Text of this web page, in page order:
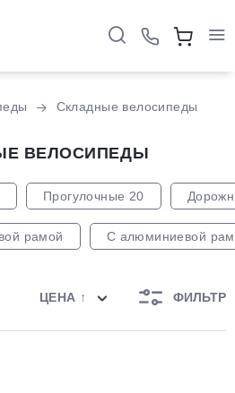
Складные велосипеды
ВЕЛОСИПЕДЫ
Прогулочные 20
рамой С алюминиевой
ЦЕНА ↑ ФИЛЬТР